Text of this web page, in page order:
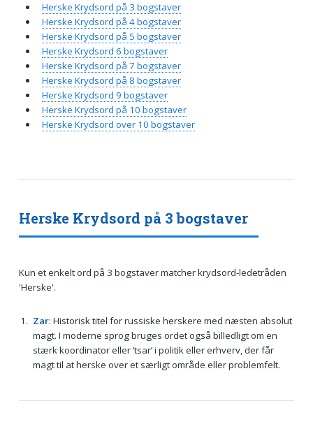
Herske Krydsord på 3 bogstaver
Kun et enkelt ord på 3 bogstaver matcher krydsord-ledetråden
'Herske'.
Zar: Historisk titel for russiske herskere med næsten absolut
magt. I moderne sprog bruges ordet også billedligt om en
stærk koordinator eller ’tsar’ i politik eller erhverv, der får
magt til at herske over et særligt område eller problemfelt.
Herske Krydsord på 3 bogstaver
Herske Krydsord på 4 bogstaver
Herske Krydsord på 5 bogstaver
Herske Krydsord 6 bogstaver
Herske Krydsord på 7 bogstaver
Herske Krydsord på 8 bogstaver
Herske Krydsord 9 bogstaver
Herske Krydsord på 10 bogstaver
Herske Krydsord over 10 bogstaver